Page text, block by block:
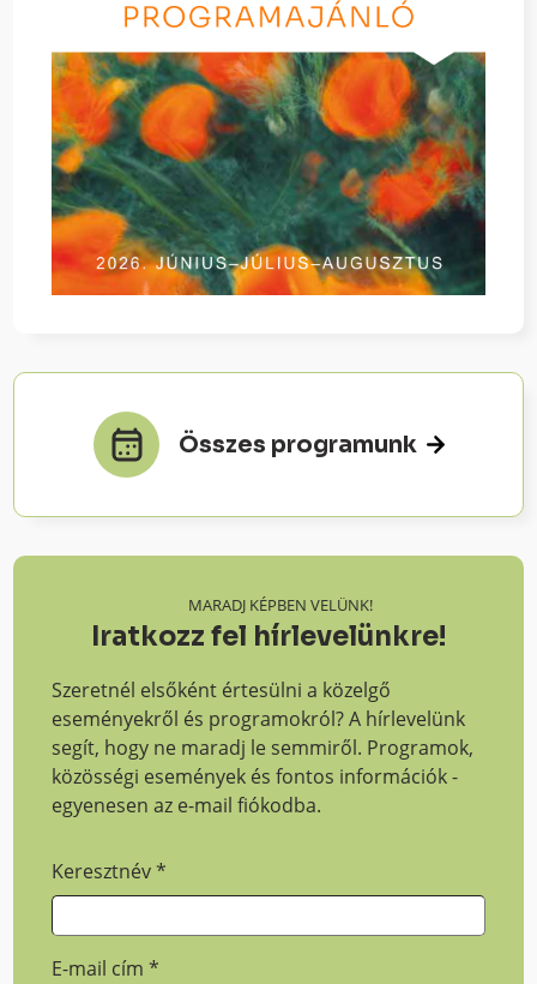
Összes programunk
MARADJ KÉPBEN VELÜNK!
Iratkozz fel hírlevelünkre!
Szeretnél elsőként értesülni a közelgő
eseményekről és programokról? A hírlevelünk
segít, hogy ne maradj le semmiről. Programok,
közösségi események és fontos információk -
egyenesen az e-mail fiókodba.
Keresztnév*
E-mail cím*